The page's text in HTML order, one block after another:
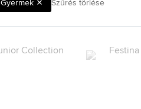
Gyermek Szűrés törlése